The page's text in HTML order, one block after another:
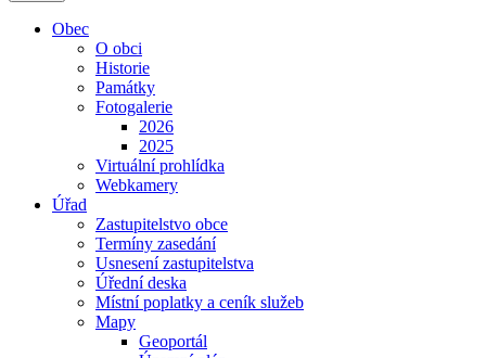
Obec
O obci
Historie
Památky
Fotogalerie
2026
2025
Virtuální prohlídka
Webkamery
Úřad
Zastupitelstvo obce
Termíny zasedání
Usnesení zastupitelstva
Úřední deska
Místní poplatky a ceník služeb
Mapy
Geoportál